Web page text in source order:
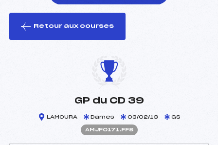
le ski
Retour aux courses
GP du CD 39
LAMOURA Dames 03/02/13 GS
AMJF0171.FFS